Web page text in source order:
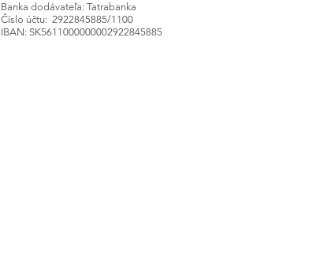
Banka dodávateľa: Tatrabanka
Číslo účtu: 2922845885/1100
IBAN: SK5611000000002922845885